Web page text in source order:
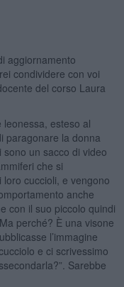
aggiornamento
condividere con voi
del corso Laura
esteso al
paragonare la donna
un sacco di video
che si
cuccioli, e vengono
anche
con il suo piccolo quindi
perché? È una visone
l’immagine
e ci scrivessimo
Sarebbe